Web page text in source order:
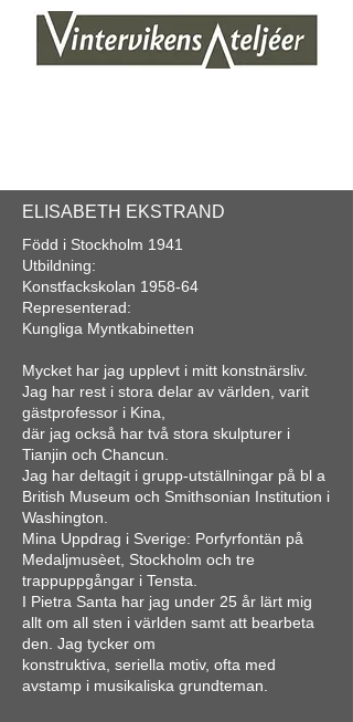
ELISABETH EKSTRAND
Född i Stockholm 1941
Utbildning:
Konstfackskolan 1958-64
Representerad:
Kungliga Myntkabinetten
Mycket har jag upplevt i mitt konstnärsliv.
Jag har rest i stora delar av världen, varit
gästprofessor i Kina,
där jag också har två stora skulpturer i
Tianjin och Chancun.
Jag har deltagit i grupp-utställningar på bl a
British Museum och Smithsonian Institution i
Washington.
Mina Uppdrag i Sverige: Porfyrfontän på
Medaljmusèet, Stockholm och tre
trappuppgångar i Tensta.
I Pietra Santa har jag under 25 år lärt mig
allt om all sten i världen samt att bearbeta
den. Jag tycker om
konstruktiva, seriella motiv, ofta med
avstamp i musikaliska grundteman.